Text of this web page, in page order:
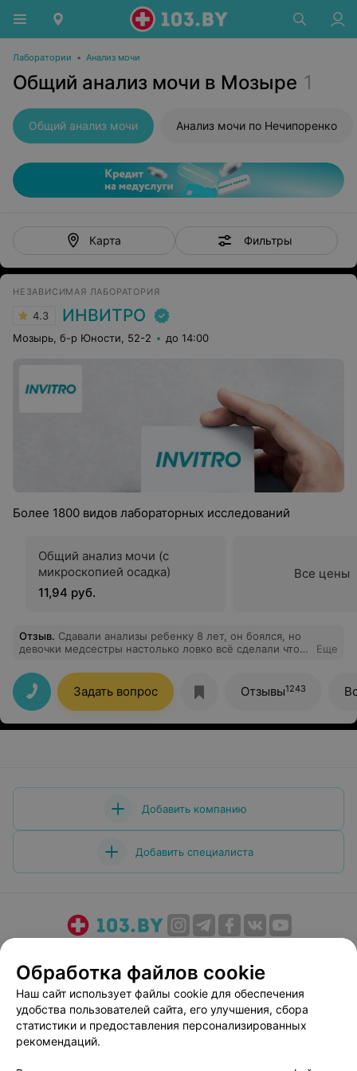
Лаборатории • Анализ мочи
Общий анализ мочи в Мозыре 1
Общий анализ мочи Анализ мочи по Нечипоренко
Карта Фильтры
НЕЗАВИСИМАЯ ЛАБОРАТОРИЯ
4.3 ИНВИТРО
Мозырь, б-р Юности, 52-2 до 14:00
Более 1800 видов лабораторных исследований
Общий анализ мочи (с
микроскопией осадка)
11,94 руб.
Все цены
Отзыв. Сдавали анализы ребенку 8 лет, он боялся, но
девочки медсестры настолько ловко всё сделали что
Рекомендуем!!
Еще
Задать вопрос Отзывы1243
Добавить компанию
Добавить специалиста
Медицинский маркетинг
Публичный договор
Пользовательское соглашение
Способы оплаты
Вакансии
Партнеры
Обработка файлов cookie
Наш сайт использует файлы cookie для обеспечения
удобства пользователей сайта, его улучшения, сбора
статистики и предоставления персонализированных
рекомендаций.